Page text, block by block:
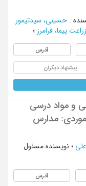
: حسینی، سیدتیمور
زراعت پیما، فرامرز ؛
آدرس
پیشنهاد دیگران
و مواد درسی
مدارس
؛ نویسنده مسئول :
آدرس